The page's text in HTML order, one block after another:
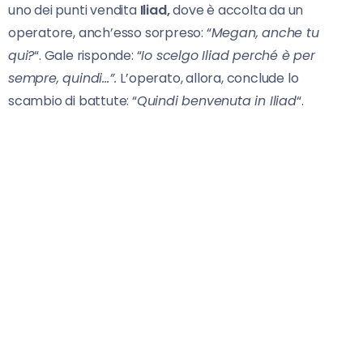
uno dei punti vendita Iliad,dove è accolta da un
operatore, anch’esso sorpreso: “Megan, anche tu
qui?“. Gale risponde: “Io scelgo Iliad perché è per
sempre, quindi…”. L’operato, allora, conclude lo
scambio di battute: “Quindi benvenuta in Iliad“.